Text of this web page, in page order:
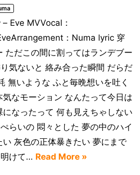
Eve MVVocal：
：Numa lyric 穿
ただこの間に割ってはランデブー
気ないと 絡み合った瞬間 だらだ
無いような ふと毎晩想いを吐く
なモーション なんたって今日は
なったって 何も見えちゃしない
らいの 悶々とした 夢の中のハイ
い 灰色の正体暴きたい 夢にまで
けて… Read More »